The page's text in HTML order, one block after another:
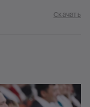
Скачать